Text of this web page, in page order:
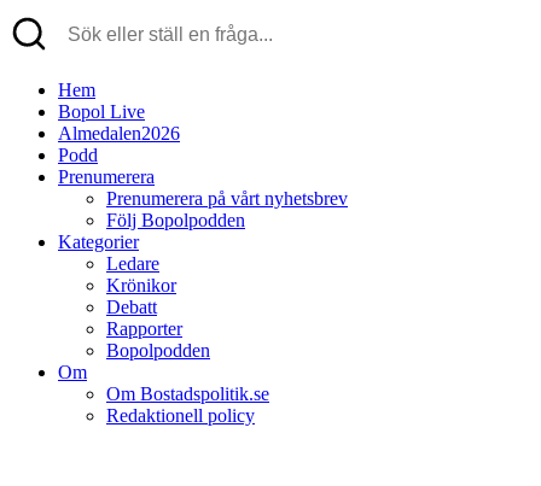
Hem
Bopol Live
Almedalen2026
Podd
Prenumerera
Prenumerera på vårt nyhetsbrev
Följ Bopolpodden
Kategorier
Ledare
Krönikor
Debatt
Rapporter
Bopolpodden
Om
Om Bostadspolitik.se
Redaktionell policy